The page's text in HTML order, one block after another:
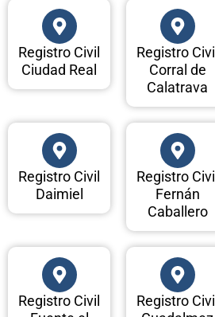
Registro Civil
Ciudad Real
Registro Civil
Corral de
Calatrava
Registro Civil
Daimiel
Registro Civil
Fernán
Caballero
Registro Civil
Registro Civil